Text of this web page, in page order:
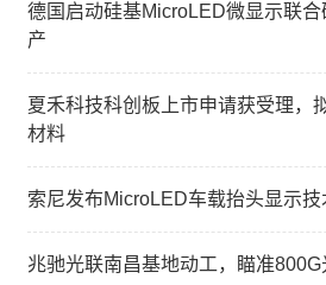
德国启动硅基MicroLED微显示联
产
夏禾科技科创板上市申请获受理，
材料
索尼发布MicroLED车载抬头显示技
兆驰光联南昌基地动工，瞄准